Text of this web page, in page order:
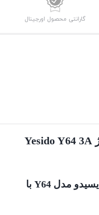
گارانتی محصول اورجینال
شارژر فندکی فست شارژ Yesido Y64 3A
شارژر فندکی فست خودرو یسیدو مدل Y64 با